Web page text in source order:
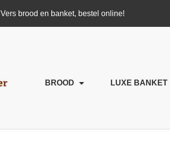
Vers brood en banket, bestel online!
BROOD LUXE BANKET